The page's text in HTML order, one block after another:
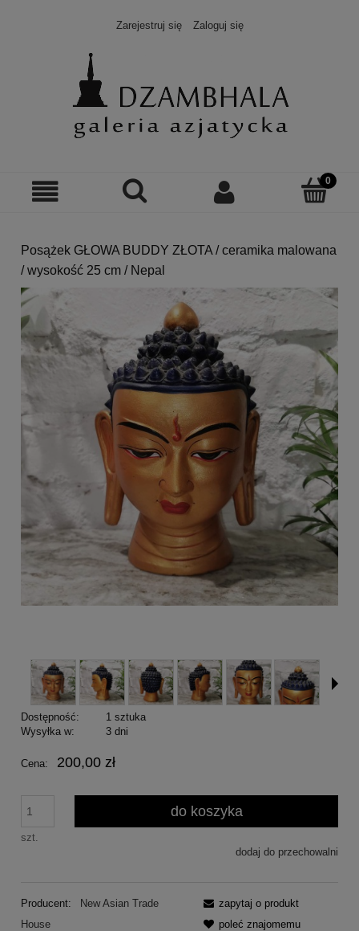
Zarejestruj się Zaloguj się
Posążek GŁOWA BUDDY ZŁOTA / ceramika malowana
/ wysokość 25 cm / Nepal
Dostępność:
1 sztuka
Wysyłka w:
3 dni
Cena: 200,00 zł
szt.
do koszyka
dodaj do przechowalni
Producent:
New Asian Trade
House
zapytaj o produkt
poleć znajomemu